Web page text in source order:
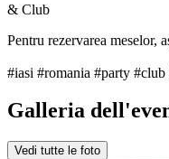
& Club
Pentru rezervarea meselor,
#iasi #romania #party
Galleria
Vedi tutte le foto